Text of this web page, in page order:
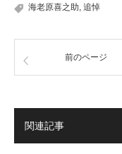
海老原喜之助, 追悼
前のページ
関連記事